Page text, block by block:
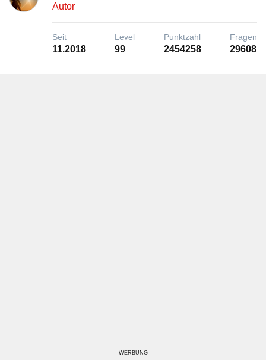
Autor
Seit
11.2018
Level
99
Punktzahl
2454258
Fragen
29608
WERBUNG